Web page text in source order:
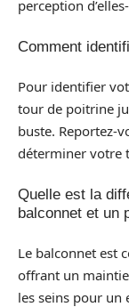
perception
Comment
Pour identifier
tour de poitrine
buste. Reportez-
déterminer votre
Quelle est la
balconnet et un
Le balconnet est
offrant un
les seins pour un